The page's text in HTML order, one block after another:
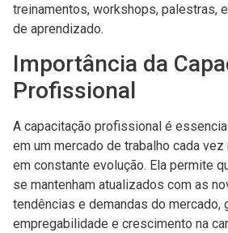
treinamentos, workshops, palestras,
de aprendizado.
Importância da
Profissional
A capacitação profissional é
em um mercado de trabalho cada
em constante evolução. Ela permite
se mantenham atualizados com as
tendências e demandas do mercado,
empregabilidade e crescimento na